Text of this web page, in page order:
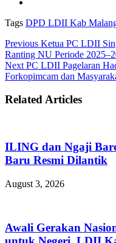
Tags DPD LDII Kab
Previous Ketua PC LDII
Ranting NU Periode
Next PC LDII Pagelaran
Forkopimcam dan
Related Articles
ILING dan Ngaji
Baru Resmi Dilantik
August 3, 2026
Awali Gerakan